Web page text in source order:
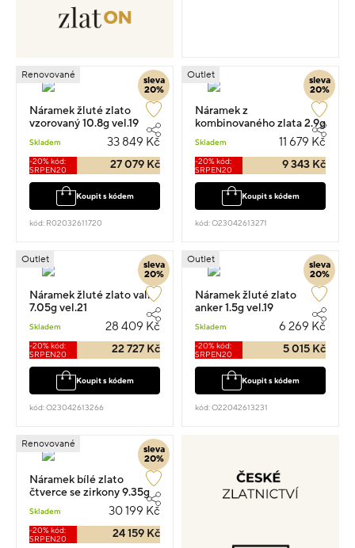
sleva
20%
Renovované
Náramek žluté zlato
vzorovaný 10.8g vel.19
Skladem 33 849 Kč
-20% kód:
SRPEN20
27 079 Kč
Koupit s kódem
kód: R02032611720
sleva
20%
Outlet
Náramek z
kombinovaného zlata 2.9g
Skladem 11 679 Kč
-20% kód:
SRPEN20
9 343 Kč
Koupit s kódem
kód: O23042613271
sleva
20%
Outlet
Náramek žluté zlato valis
7.05g vel.21
Skladem 28 409 Kč
-20% kód:
SRPEN20
22 727 Kč
Koupit s kódem
kód: O23042613266
sleva
20%
Outlet
Náramek žluté zlato
anker 1.5g vel.19
Skladem 6 269 Kč
-20% kód:
SRPEN20
5 015 Kč
Koupit s kódem
kód: O22042613231
sleva
20%
Renovované
Náramek bílé zlato
čtverce se zirkony 9.35g
Skladem 30 199 Kč
-20% kód:
SRPEN20
24 159 Kč